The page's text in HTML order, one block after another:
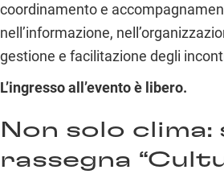
coordinamento e
nell’informazione,
gestione e facilitazione degli
L’ingresso all’evento è libero.
Non solo
rassegna